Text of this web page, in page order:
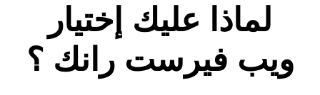
لماذا عليك إختيار
ويب فيرست رانك ؟